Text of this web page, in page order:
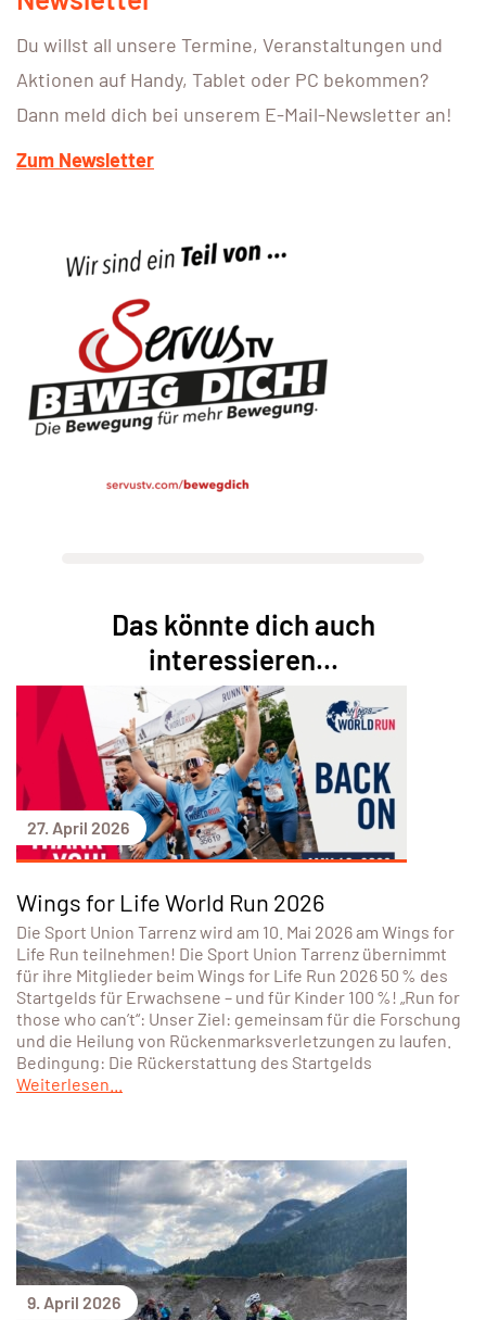
Du willst all unsere Termine, Veranstaltungen und
Aktionen auf Handy, Tablet oder PC bekommen?
Dann meld dich bei unserem E-Mail-Newsletter an!
Zum Newsletter
Das könnte dich auch
interessieren...
27. April 2026
Wings for Life World Run 2026
Die Sport Union Tarrenz wird am 10. Mai 2026 am Wings for
Life Run teilnehmen! Die Sport Union Tarrenz übernimmt
für ihre Mitglieder beim Wings for Life Run 2026 50 % des
Startgelds für Erwachsene – und für Kinder 100 %! „Run for
those who can’t“: Unser Ziel: gemeinsam für die Forschung
und die Heilung von Rückenmarksverletzungen zu laufen.
Bedingung: Die Rückerstattung des Startgelds
Weiterlesen...
9. April 2026